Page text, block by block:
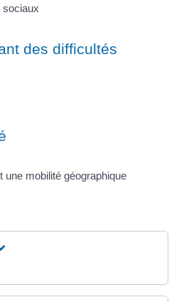
sociaux
des difficultés
une mobilité géographique